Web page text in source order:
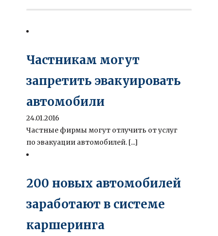
Частникам могут
запретить эвакуировать
автомобили
24.01.2016
Частные фирмы могут отлучить от услуг
по эвакуации автомобилей. [...]
200 новых автомобилей
заработают в системе
каршеринга